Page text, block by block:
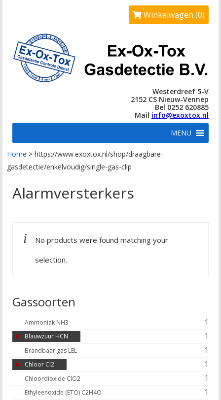
Winkelwagen (0)
Westerdreef 5-V
2152 CS Nieuw-Vennep
Bel 0252 620885
Mail info@exoxtox.nl
MENU
Home > https://www.exoxtox.nl/shop/draagbare-
gasdetectie/enkelvoudig/single-gas-clip
Alarmversterkers
No products were found matching your
selection.
Gassoorten
Ammoniak NH3 1
Blauwzuur HCN 1
Brandbaar gas LEL 1
Chloor Cl2 1
Chloordioxide ClO2 1
Ethyleenoxide (ETO) C2H4O 1